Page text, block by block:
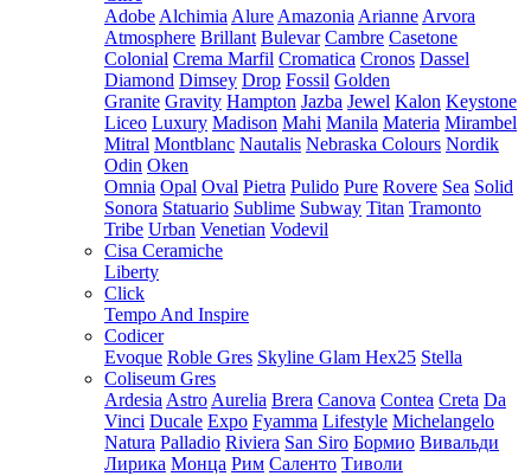
Adobe Alchimia Alure Amazonia Arianne Arvora
Atmosphere Brillant Bulevar Cambre Casetone
Colonial Crema Marfil Cromatica Cronos Dassel
Diamond Dimsey Drop Fossil Golden
Granite Gravity Hampton Jazba Jewel Kalon Keystone
Liceo Luxury Madison Mahi Manila Materia Mirambel
Mitral Montblanc Nautalis Nebraska Colours Nordik
Odin Oken
Omnia Opal Oval Pietra Pulido Pure Rovere Sea Solid
Sonora Statuario Sublime Subway Titan Tramonto
Tribe Urban Venetian Vodevil
Cisa Ceramiche
Liberty
Click
Tempo And Inspire
Codicer
Evoque Roble Gres Skyline Glam Hex25 Stella
Coliseum Gres
Ardesia Astro Aurelia Brera Canova Contea Creta Da
Vinci Ducale Expo Fyamma Lifestyle Michelangelo
Natura Palladio Riviera San Siro Бормио Вивальди
Лирика Монца Рим Саленто Тиволи